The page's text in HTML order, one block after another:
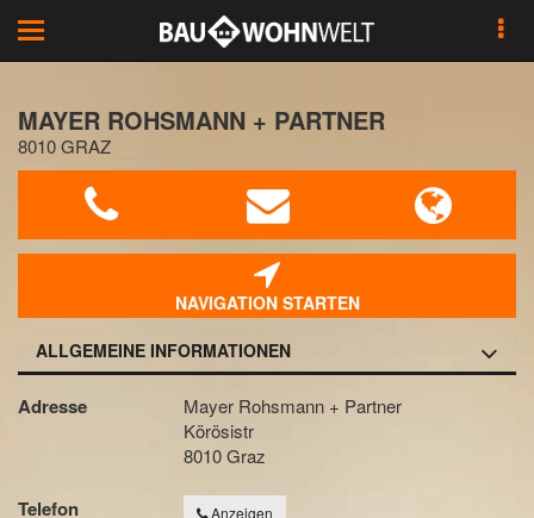
Toggle
navigation
MAYER ROHSMANN + PARTNER
8010 GRAZ
NAVIGATION STARTEN
ALLGEMEINE INFORMATIONEN
Adresse
Mayer Rohsmann + Partner
Körösistr
8010 Graz
Telefon Anzeigen